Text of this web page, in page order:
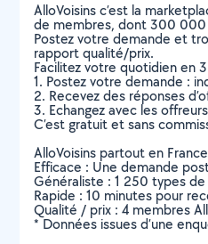
AlloVoisins c’est la
de membres, dont 300 000
Postez votre demande et
rapport qualité/prix.
Facilitez votre quotidien en
1. Postez votre demande :
2. Recevez des réponses
3. Echangez avec les
C’est gratuit et sans
AlloVoisins partout en
Efficace : Une demande
Généraliste : 1 250 types
Rapide : 10 minutes pour
Qualité / prix : 4 membres
* Données issues d’une